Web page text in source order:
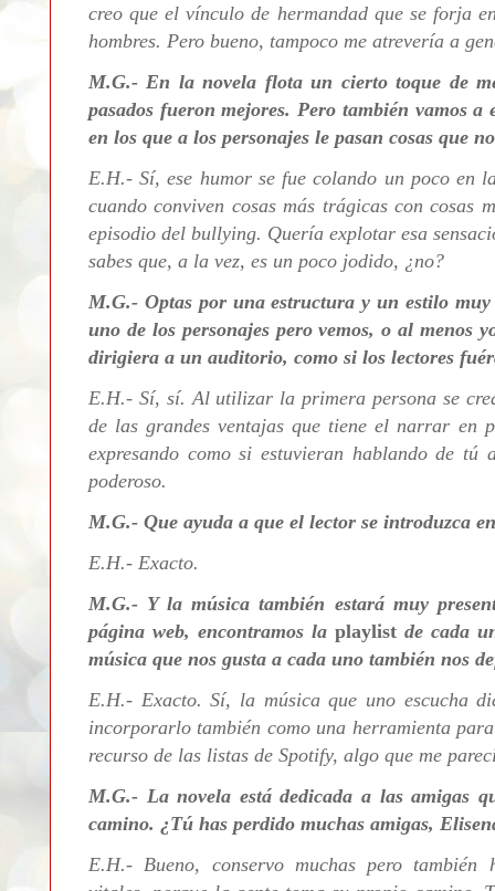
creo que el vínculo de hermandad que se forja
hombres. Pero bueno, tampoco me atrevería a
M.G.- En la novela flota un cierto toque de
pasados fueron mejores. Pero también vamos
en los que a los personajes le pasan cosas que
E.H.- Sí, ese humor se fue colando un poco en
cuando conviven cosas más trágicas con cosas
episodio del bullying. Quería explotar esa
sabes que, a la vez, es un poco jodido, ¿no?
M.G.- Optas por una estructura y un estilo
uno de los personajes pero vemos, o al menos
dirigiera a un auditorio, como si los lectores
E.H.- Sí, sí. Al utilizar la primera persona se
de las grandes ventajas que tiene el narrar en
expresando como si estuvieran hablando de
poderoso.
M.G.- Que ayuda a que el lector se introduzca
E.H.- Exacto.
M.G.- Y la música también estará muy
página web, encontramos laplaylist de cada
música que nos gusta a cada uno también nos
E.H.- Exacto. Sí, la música que uno escucha
incorporarlo también como una herramienta
recurso de las listas de Spotify, algo que me
M.G.- Lanovela está dedicada a las amigas
camino. ¿Tú has perdido muchas amigas,
E.H.- Bueno, conservo muchas pero también